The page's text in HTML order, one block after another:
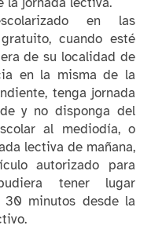
en las
cuando esté
de su localidad de
en la misma de la
tenga jornada
y no disponga del
al mediodía, o
lectiva de mañana,
autorizado para
tener lugar
minutos desde la